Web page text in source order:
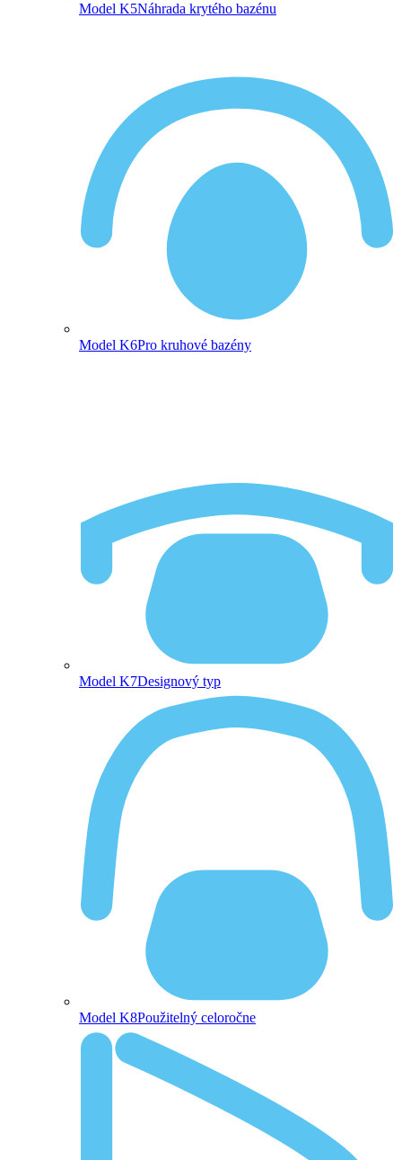
Model K5Náhrada krytého bazénu
Model K6Pro kruhové bazény
Model K7Designový typ
Model K8Použitelný celoročne